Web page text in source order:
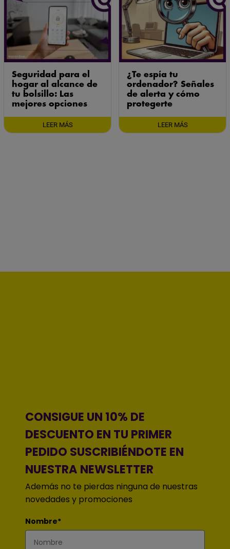
Seguridad para el
hogar al alcance de
tu bolsillo: Las
mejores opciones
LEER MÁS
¿Te espía tu
ordenador? Señales
de alerta y cómo
protegerte
LEER MÁS
CONSIGUE UN 10% DE
DESCUENTO EN TU PRIMER
PEDIDO SUSCRIBIÉNDOTE EN
NUESTRA NEWSLETTER
Además no te pierdas ninguna de nuestras
novedades y promociones
Nombre*